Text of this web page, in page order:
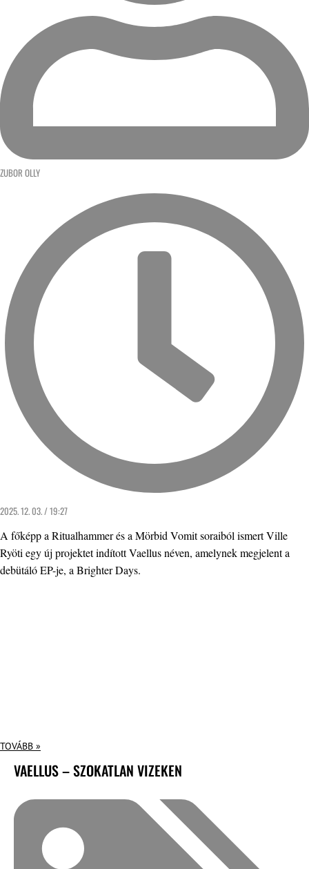
ZUBOR OLLY
2025. 12. 03. / 19:27
A főképp a Ritualhammer és a Mörbid Vomit soraiból ismert Ville
Ryöti egy új projektet indított Vaellus néven, amelynek megjelent a
debütáló EP-je, a Brighter Days.
TOVÁBB »
VAELLUS – SZOKATLAN VIZEKEN